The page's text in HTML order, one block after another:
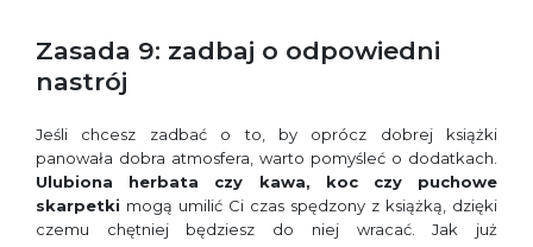
Zasada 9: zadbaj o odpowiedni
nastrój
Jeśli chcesz zadbać o to, by oprócz dobrej książki
panowała dobra atmosfera, warto pomyśleć o dodatkach.
Ulubiona herbata czy kawa, koc czy puchowe
skarpetki mogą umilić Ci czas spędzony z książką, dzięki
czemu chętniej będziesz do niej wracać. Jak już